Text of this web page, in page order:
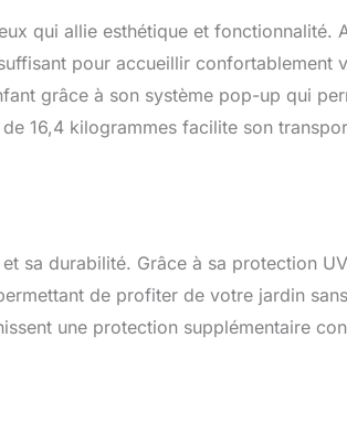
totales : 297L x 297l x 288H cm. Il
tonnelle à l'extérieur par mauvais temps
qui allie esthétique et fonctionnalité.
pour accueillir confortablement
grâce à son système pop-up qui
16,4 kilogrammes facilite son
sa durabilité. Grâce à sa protection UV
de profiter de votre jardin sans
une protection supplémentaire